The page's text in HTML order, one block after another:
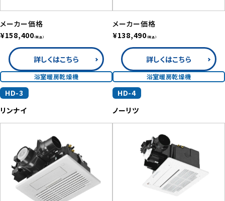
メーカー価格
¥158,400 （税込）
詳しくはこちら
メーカー価格
¥138,490 （税込）
詳しくはこちら
浴室暖房乾燥機
HD-3
リンナイ
浴室暖房乾燥機
HD-4
ノーリツ